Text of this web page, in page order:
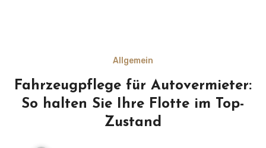
Allgemein
Fahrzeugpflege für Autovermieter:
So halten Sie Ihre Flotte im Top-
Zustand